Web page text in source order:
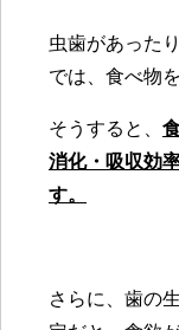
虫歯があった
では、食べ物
そうすると、
消化・吸収効
す。
さらに、歯の